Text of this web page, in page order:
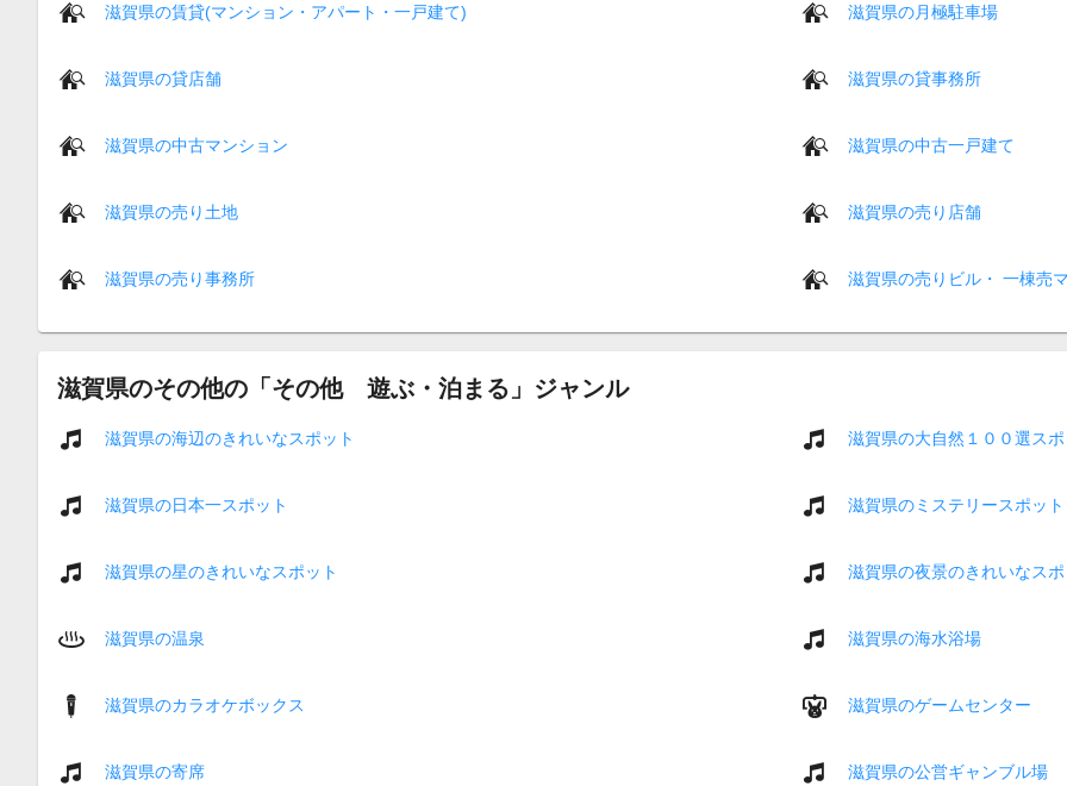
滋賀県の賃貸(マンション・アパート・一戸建て) 滋賀県の月極駐車場
滋賀県の貸店舗 滋賀県の貸事務所
滋賀県の中古マンション 滋賀県の中古一戸建て
滋賀県の売り土地 滋賀県の売り店舗
滋賀県の売り事務所 滋賀県の売りビル・ 一棟売
滋賀県のその他の「その他 遊ぶ・泊まる」ジャンル
滋賀県の海辺のきれいなスポット 滋賀県の大自然１００選スポ
滋賀県の日本一スポット 滋賀県のミステリースポット
滋賀県の星のきれいなスポット 滋賀県の夜景のきれいなスポ
滋賀県の温泉 滋賀県の海水浴場
滋賀県のカラオケボックス 滋賀県のゲームセンター
滋賀県の寄席 滋賀県の公営ギャンブル場